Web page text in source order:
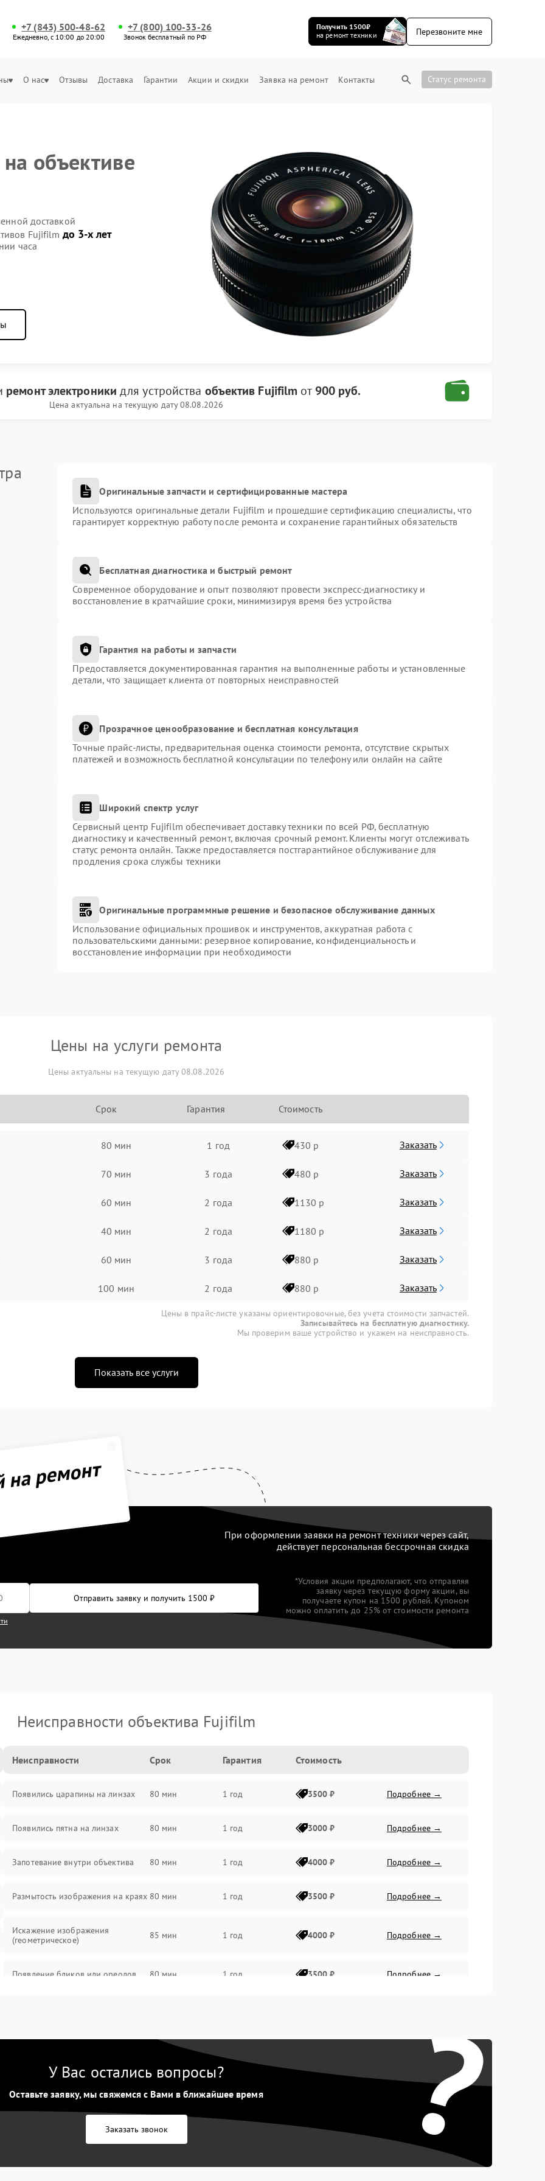
+7 (843) 500-48-62
Ежедневно, с 10:00 до 20:00
+7 (800) 100-33-26
Звонок бесплатный по РФ
Получить 1500₽
на ремонт техники
Перезвоните мне
О нас Отзывы Доставка Гарантии Акции и скидки Заявка на ремонт Контакты Статус ремонта
объективе
доставкой
Fujifilm до 3-х лет
часа
ремонт электроники для устройства объектив Fujifilm от 900 руб.
Цена актуальна на текущую дату 08.08.2026
Оригинальные запчасти и сертифицированные мастера
Используются оригинальные детали Fujifilm и прошедшие сертификацию специалисты, что
гарантирует корректную работу после ремонта и сохранение гарантийных обязательств
Бесплатная диагностика и быстрый ремонт
Современное оборудование и опыт позволяют провести экспресс-диагностику и
восстановление в кратчайшие сроки, минимизируя время без устройства
Гарантия на работы и запчасти
Предоставляется документированная гарантия на выполненные работы и установленные
детали, что защищает клиента от повторных неисправностей
Прозрачное ценообразование и бесплатная консультация
Точные прайс-листы, предварительная оценка стоимости ремонта, отсутствие скрытых
платежей и возможность бесплатной консультации по телефону или онлайн на сайте
Широкий спектр услуг
Сервисный центр Fujifilm обеспечивает доставку техники по всей РФ, бесплатную
диагностику и качественный ремонт, включая срочный ремонт. Клиенты могут отслеживать
статус ремонта онлайн. Также предоставляется постгарантийное обслуживание для
продления срока службы техники
Оригинальные программные решение и безопасное обслуживание данных
Использование официальных прошивок и инструментов, аккуратная работа с
пользовательскими данными: резервное копирование, конфиденциальность и
восстановление информации при необходимости
Цены на услуги ремонта
Цены актуальны на текущую дату 08.08.2026
Срок Гарантия Стоимость
80 мин 1 год 430 р Заказать
70 мин 3 года 480 р Заказать
60 мин 2 года 1130 р Заказать
40 мин 2 года 1180 р Заказать
60 мин 3 года 880 р Заказать
100 мин 2 года 880 р Заказать
Цены в прайс-листе указаны ориентировочные, без учета стоимости запчастей.
Записывайтесь на бесплатную диагностику.
Мы проверим ваше устройство и укажем на неисправность.
Показать все услуги
ремонт
При оформлении заявки на ремонт техники через сайт,
действует персональная бессрочная скидка
Отправить заявку и получить 1500 ₽
*Условия акции предполагают, что отправляя
заявку через текущую форму акции, вы
получаете купон на 1500 рублей. Купоном
можно оплатить до 25% от стоимости ремонта
Неисправности объектива Fujifilm
Неисправности Срок Гарантия Стоимость
Появились царапины на линзах 80 мин 1 год 3500 ₽ Подробнее →
Появились пятна на линзах 80 мин 1 год 3000 ₽ Подробнее →
Запотевание внутри объектива 80 мин 1 год 4000 ₽ Подробнее →
Размытость изображения на краях 80 мин 1 год 3500 ₽ Подробнее →
Искажение изображения
(геометрическое)
85 мин 1 год 4000 ₽ Подробнее →
Появление бликов или ореолов 80 мин 1 год 3500 ₽ Подробнее →
?
У Вас остались вопросы?
Оставьте заявку, мы свяжемся с Вами в ближайшее время
Заказать звонок